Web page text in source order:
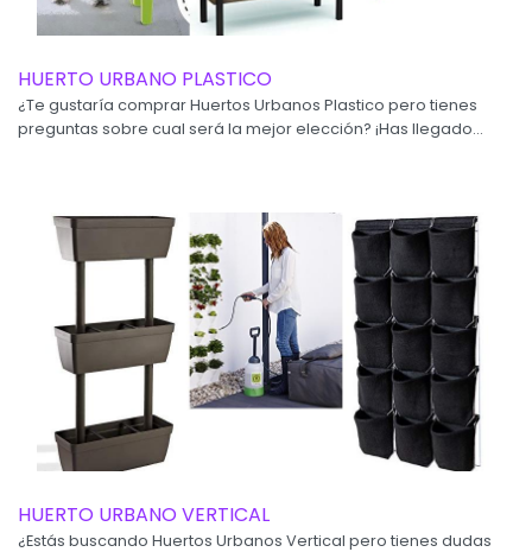
HUERTO URBANO PLASTICO
¿Te gustaría comprar Huertos Urbanos Plastico pero tienes
preguntas sobre cual será la mejor elección? ¡Has llegado...
HUERTO URBANO VERTICAL
¿Estás buscando Huertos Urbanos Vertical pero tienes dudas